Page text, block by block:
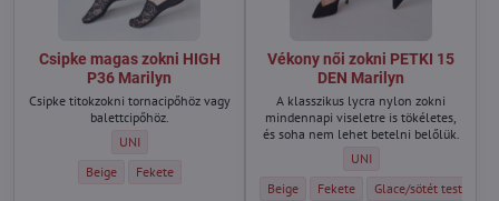
Csipke magas zokni HIGH
P36 Marilyn
Csipke titokzokni tornacipőhöz vagy
balettcipőhöz.
Csipke magas zokni HIGH P36 Marilyn - Méret:
UNI
Csipke magas zokni HIGH P36 Marilyn - Szín:
Beige Csipke magas zokni HIGH P36 Marilyn - Szín:
Fekete
Vékony női zokni PETKI 15
DEN Marilyn
A klasszikus lycra nylon zokni
mindennapi viseletre is tökéletes,
és soha nem lehet betelni belőlük.
Vékony női zokni PETKI
UNI
Vékony női zokni PETKI 15 DEN Marilyn
Beige Vékony női zokni PETKI 15
Fekete Vékony női zokni
Glace/sötét testszínű